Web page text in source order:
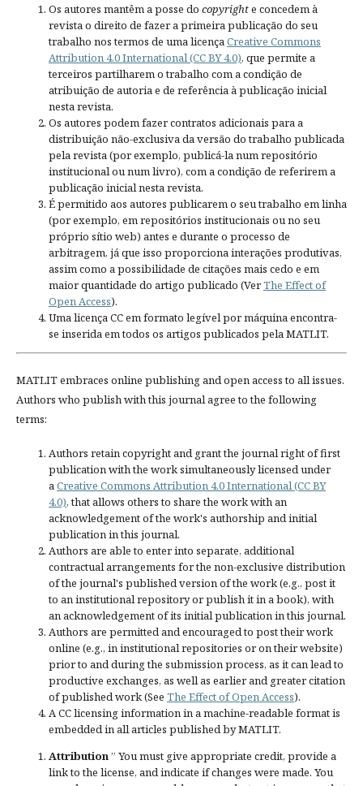
Os autores mantêm a posse do copyrighte concedem à
revista o direito de fazer a primeira publicação do seu
trabalho nos termos de uma licençaCreative Commons
Attribution 4.0 International (CC BY 4.0), que permite a
terceiros partilharem o trabalho com a condição de
atribuição de autoria e de referência à publicação inicial
nesta revista.
Os autores podem fazer contratos adicionais para a
distribuição não-exclusiva da versão do trabalho publicada
pela revista (por exemplo, publicá-la num repositório
institucional ou num livro), com a condição de referirem a
publicação inicial nesta revista.
É permitido aos autores publicarem o seu trabalho em linha
(por exemplo, em repositórios institucionais ou no seu
próprio sítio web) antes e durante o processo de
arbitragem, já que isso proporciona interações produtivas,
assim como a possibilidade de citações mais cedo e em
maior quantidade do artigo publicado (VerThe Effect of
Open Access).
Uma licença CC em formato legível por máquina encontra-
se inserida em todos os artigos publicados pela MATLIT.
MATLIT embraces online publishing and open access to all issues.
Authors who publish with this journal agree to the following
terms:
Authors retain copyright and grant the journal right of first
publication with the work simultaneously licensed under
aCreative Commons Attribution 4.0 International (CC BY
4.0), that allows others to share the work with an
acknowledgement of the work's authorship and initial
publication in this journal.
Authors are able to enter into separate, additional
contractual arrangements for the non-exclusive distribution
of the journal's published version of the work (e.g., post it
to an institutional repository or publish it in a book), with
an acknowledgement of its initial publication in this journal.
Authors are permitted and encouraged to post their work
online (e.g., in institutional repositories or on their website)
prior to and during the submission process, as it can lead to
productive exchanges, as well as earlier and greater citation
of published work (See The Effect of Open Access).
A CC licensing information in a machine-readable format is
embedded in all articles published by MATLIT.
Attribution” You must give appropriate credit, provide a
link to the license, andindicate if changes were made. You